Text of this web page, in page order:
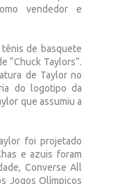
vendedor e
de basquete
“Chuck Taylors”.
de Taylor no
do logotipo da
que assumiu a
foi projetado
e azuis foram
Converse All
Jogos Olímpicos